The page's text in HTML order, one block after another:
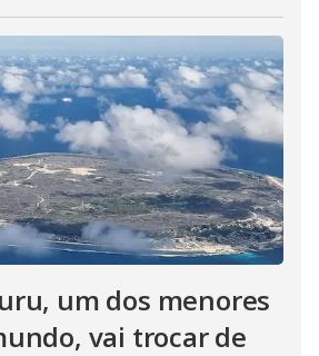
um dos menores
vai trocar de